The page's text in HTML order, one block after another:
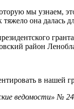
мы узнаем,
она далась
район
в нашей
ведомости» №